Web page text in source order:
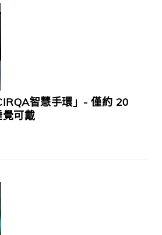
智慧手環」- 僅約 20
可戴